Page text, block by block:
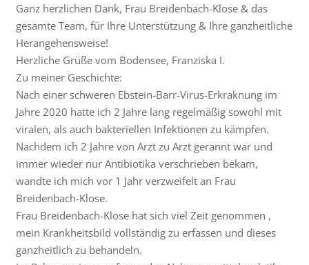
Ganz herzlichen Dank, Frau Breidenbach-Klose & das
gesamte Team, für Ihre Unterstützung & Ihre ganzheitliche
Herangehensweise!
Herzliche Grüße vom Bodensee, Franziska I.
Zu meiner Geschichte:
Nach einer schweren Ebstein-Barr-Virus-Erkraknung im
Jahre 2020 hatte ich 2 Jahre lang regelmäßig sowohl mit
viralen, als auch bakteriellen Infektionen zu kämpfen.
Nachdem ich 2 Jahre von Arzt zu Arzt gerannt war und
immer wieder nur Antibiotika verschrieben bekam,
wandte ich mich vor 1 Jahr verzweifelt an Frau
Breidenbach-Klose.
Frau Breidenbach-Klose hat sich viel Zeit genommen ,
mein Krankheitsbild vollständig zu erfassen und dieses
ganzheitlich zu behandeln.